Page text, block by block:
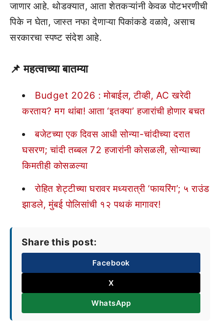
जाणार आहे. थोडक्यात, आता शेतकऱ्यांनी केवळ पोटभरणीची
पिके न घेता, जास्त नफा देणाऱ्या पिकांकडे वळावे, असाच
सरकारचा स्पष्ट संदेश आहे.
📌 महत्वाच्या बातम्या
Budget 2026 : मोबाईल, टीव्ही, AC खरेदी
करताय? मग थांबा! आता ‘इतक्या’ हजारांची होणार बचत
बजेटच्या एक दिवस आधी सोन्या-चांदीच्या दरात
घसरण; चांदी तब्बल 72 हजारांनी कोसळली, सोन्याच्या
किमतीही कोसळल्या
रोहित शेट्टीच्या घरावर मध्यरात्री ‘फायरिंग’; ५ राउंड
झाडले, मुंबई पोलिसांची १२ पथकं मागावर!
Share this post:
Facebook
X
WhatsApp